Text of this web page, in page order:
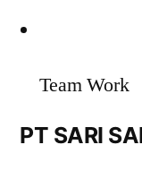
Team Work
PT SARI